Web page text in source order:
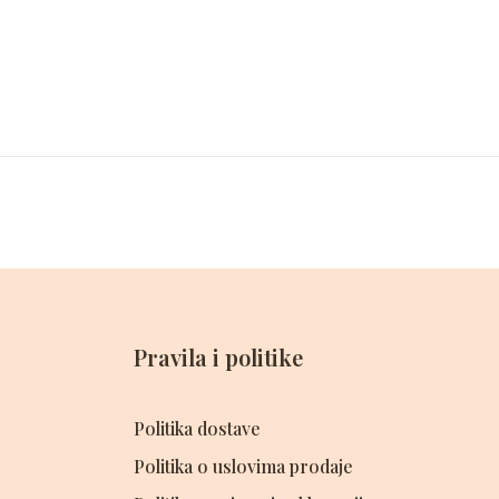
Pravila i politike
Politika dostave
Politika o uslovima prodaje